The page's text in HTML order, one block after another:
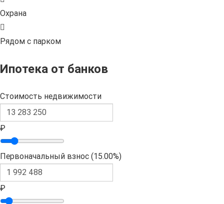
Охрана
Рядом с парком
Ипотека от банков
Стоимость недвижимости
₽
Первоначальный взнос (15.00%)
₽